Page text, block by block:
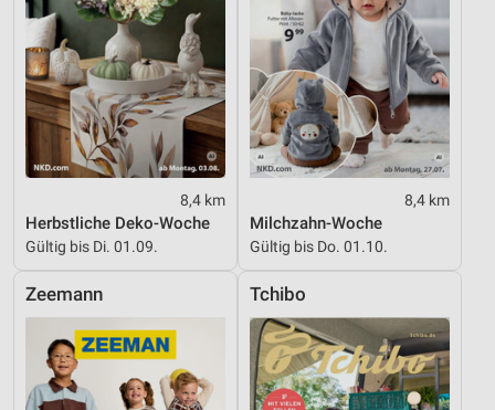
8,4 km
Herbstliche Deko-Woche
Gültig bis Di. 01.09.
8,4 km
Milchzahn-Woche
Gültig bis Do. 01.10.
Zeemann Tchibo
Verwendung reduzierter Daten zur Auswahl von
Inhalten
IAB-Besonderheiten:
Verwendung genauer Standortdaten
Geräte anhand von aktiv angeforderten
Nicht-IAB-Verarbeitungszwecke:
Notwendig
Performance
Funktional
Werbung